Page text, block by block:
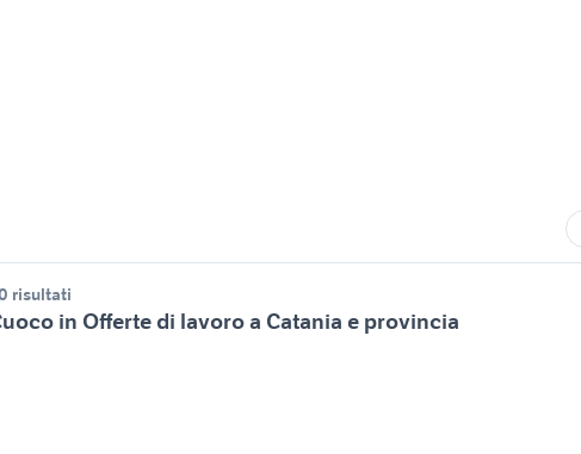
risultati
in Offerte di lavoro a Catania e provincia